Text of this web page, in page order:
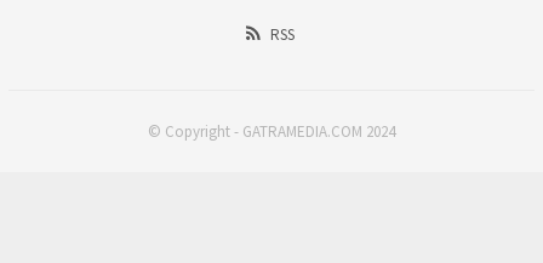
RSS
© Copyright - GATRAMEDIA.COM 2024